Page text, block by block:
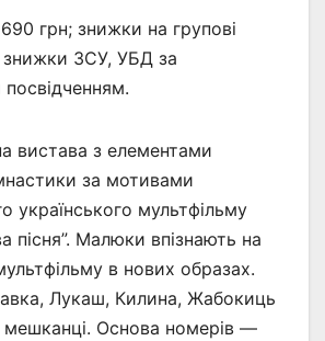
690 грн; знижки на групові
знижки ЗСУ, УБД за
посвідченням.
вистава з елементами
за мотивами
українського мультфільму
пісня”. Малюки впізнають на
в нових образах.
Лукаш, Килина, Жабокиць
мешканці. Основа номерів —